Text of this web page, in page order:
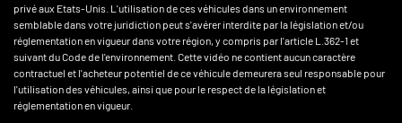
privé aux Etats-Unis. L'utilisation de ces véhicules dans un environnement
semblable dans votre juridiction peut s'avérer interdite par la législation et/ou
réglementation en vigueur dans votre région, y compris par l'article L.362-1 et
suivant du Code de l'environnement. Cette vidéo ne contient aucun caractère
contractuel et l'acheteur potentiel de ce véhicule demeurera seul responsable pour
l'utilisation des véhicules, ainsi que pour le respect de la législation et
réglementation en vigueur.